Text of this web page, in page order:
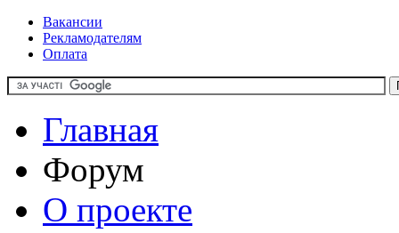
Вакансии
Рекламодателям
Оплата
Главная
Форум
О проекте